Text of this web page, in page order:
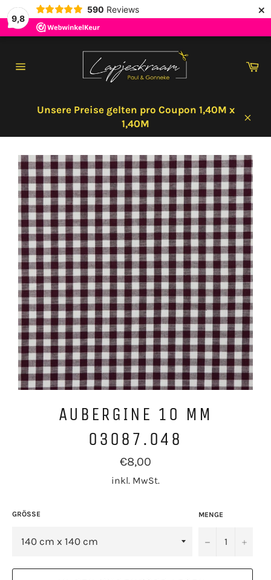
9,8
590 Reviews ×
Inhalt
Seitennavigation
Unsere Preise gelten pro Coupon 1,40M x
1,40M
AUBERGINE 10 MM
03087.048
Normaler
Preis
€8,00
inkl. MwSt.
GRÖSSE MENGE
− +